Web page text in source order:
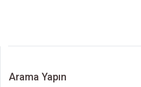
Arama Yapın